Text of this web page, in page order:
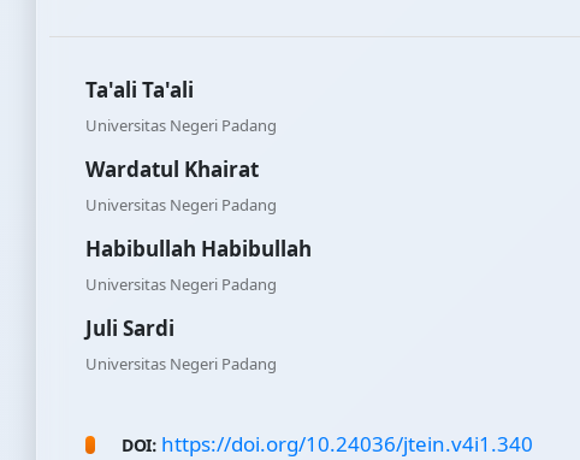
Ta'ali Ta'ali
Universitas Negeri Padang
Wardatul Khairat
Universitas Negeri Padang
Habibullah Habibullah
Universitas Negeri Padang
Juli Sardi
Universitas Negeri Padang
DOI: https://doi.org/10.24036/jtein.v4i1.340